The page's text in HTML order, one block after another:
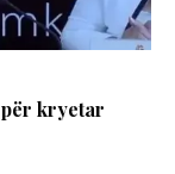
kryetar